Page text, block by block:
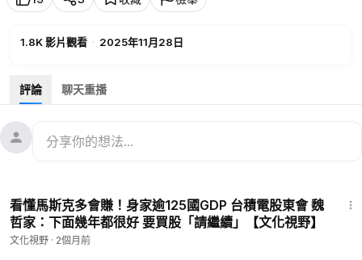
1.8K影片觀看 · 2025年11月28日
評論 聊天重播
看懂馬斯克多會賺！身家逾125國GDP 台積電股東會 魏
哲家：下面幾年都很好 要買股「請繼續」【文化視野】
文化視野 · 2個月前